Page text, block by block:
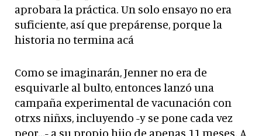
aprobara la práctica. Un solo ensayo no era
suficiente, así que prepárense, porque la
historia no termina acá
Como se imaginarán, Jenner no era de
esquivarle al bulto, entonces lanzó una
campaña experimental de vacunación con
otrxs niñxs, incluyendo -y se pone cada vez
peor…- a su propio hijo de apenas 11 meses. A